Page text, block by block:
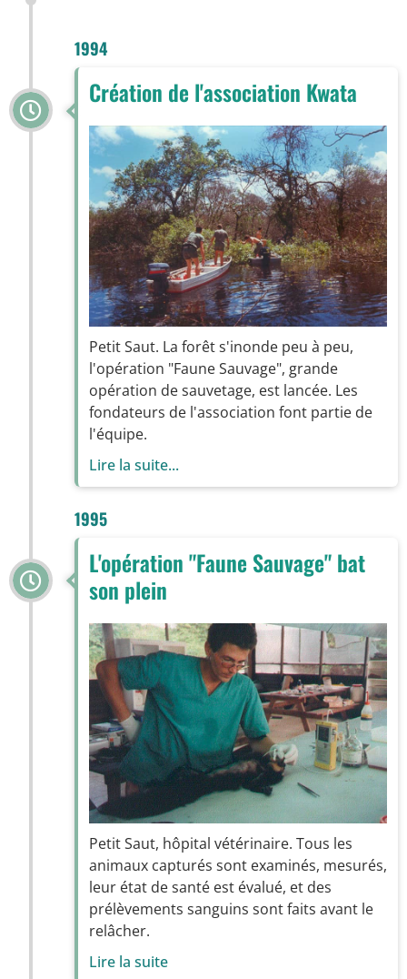
1994
Création de l'association Kwata
Petit Saut. La forêt s'inonde peu à peu,
l'opération "Faune Sauvage", grande
opération de sauvetage, est lancée. Les
fondateurs de l'association font partie de
l'équipe.
Lire la suite...
1995
L'opération "Faune Sauvage" bat
son plein
Petit Saut, hôpital vétérinaire. Tous les
animaux capturés sont examinés, mesurés,
leur état de santé est évalué, et des
prélèvements sanguins sont faits avant le
relâcher.
Lire la suite